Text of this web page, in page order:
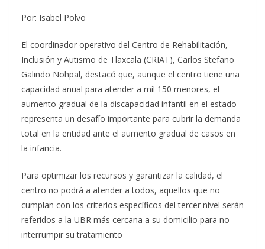
Por: Isabel Polvo
El coordinador operativo del Centro de Rehabilitación,
Inclusión y Autismo de Tlaxcala (CRIAT), Carlos Stefano
Galindo Nohpal, destacó que, aunque el centro tiene una
capacidad anual para atender a mil 150 menores, el
aumento gradual de la discapacidad infantil en el estado
representa un desafío importante para cubrir la demanda
total en la entidad ante el aumento gradual de casos en
la infancia.
Para optimizar los recursos y garantizar la calidad, el
centro no podrá a atender a todos, aquellos que no
cumplan con los criterios específicos del tercer nivel serán
referidos a la UBR más cercana a su domicilio para no
interrumpir su tratamiento